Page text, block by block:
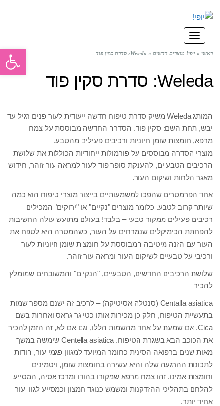
תפריט
ראשי » יופי! מוצרים חדשים » Weleda: סדרת סקין פוד
Weleda: סדרת סקין פוד
המותג Weleda משיק סדרת טיפוח חדשה ייעודית לעור פנים רגיל עד
יבש, תחת השם: סקין פוד. הסדרה החדשה מבוססת על צמחי
מרפא, חומצות שומן חיוניות ורכיבים פעילים מהטבע.
מוצרי הסדרה מבוססים על פורמולות ייחודיות הכוללות את שלושת
הרכיבים הטבעיים, להענקת סופר פוד לעור למראה עור זוהר, חידוש
מאגר הלחות ושיקום העור.
אחד הפרמטרים שהפכו למשמעותיים בייצור מוצרי טיפוח הוא כמה
שיותר קרוב לטבע. כלומר מוצרים "נקיים" או "ירוקים" המכילים
רכיבים פעילים ממקור טבעי – בלבד! בעולם מתועש עולה החשיבות
להפחתת הכימיקלים שנמרחים על העור, כשהמטרה היא לטפח את
העור עם הזנה מיטיבה המבוססת על חומצות שומן חיוניות לעור
ורכיבי על טבעיים לשיקום העור ומראה עור זוהר.
שלושת הרכיבים החדשים, הטבעיים, "הנקיים" והמשובחים שמומלץ
להכיר:
Centalla asiatica (סנטלה אסיטיקה) – לרכיב זה ישנם מספר שמות
בתעשיית הטיפוח, חלק כן מכירות אותו כטייגר גראס ואחרות בשם
Cica. אם שמעת על אחד מהשמות הללו, וגם אם לא, זה הזמן להכיר
את הכוכב הבא בשגרת הטיפוח. Centella asiatica שימשה במשך
מאות שנים ברפואה הסינית כחומר המיועד למגוון פגמי עור, הודות
לתכונות ההרגעה שלה והיא עשירה בחומצות שומן, ויטמינים
וחומצות אמינו. זהו צמח מרפא שמקורו בהודו ומרכז אסיה, המסייע
להלחם בתהליכי ההזדקנות ומשמש כנוגד חמצון וכמסייע לגוון עור
אחיד יותר.
פתח